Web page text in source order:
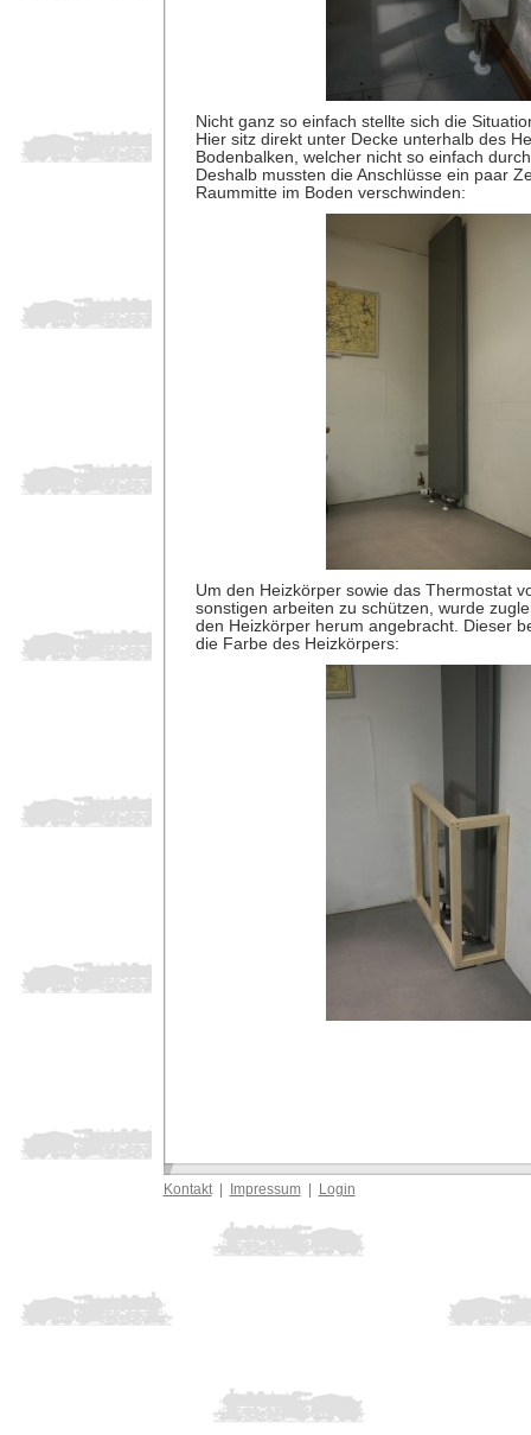
Nicht ganz so einfach stellte sich die
Hier sitz direkt unter Decke unterhalb des
Bodenbalken, welcher nicht so einfach
Deshalb mussten die Anschlüsse ein paar
Raummitte im Boden verschwinden:
Um den Heizkörper sowie das Thermostat
sonstigen arbeiten zu schützen, wurde
den Heizkörper herum angebracht. Dieser
die Farbe des Heizkörpers:
Kontakt| Impressum| Login